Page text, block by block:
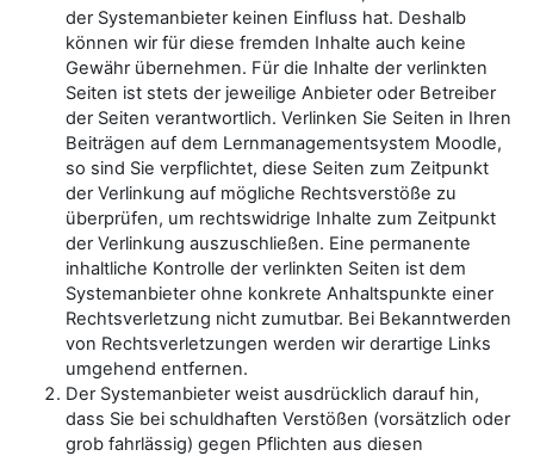
der Systemanbieter keinen Einfluss hat. Deshalb
können wir für diese fremden Inhalte auch keine
Gewähr übernehmen. Für die Inhalte der verlinkten
Seiten ist stets der jeweilige Anbieter oder Betreiber
der Seiten verantwortlich. Verlinken Sie Seiten in Ihren
Beiträgen auf dem Lernmanagementsystem Moodle,
so sind Sie verpflichtet, diese Seiten zum Zeitpunkt
der Verlinkung auf mögliche Rechtsverstöße zu
überprüfen, um rechtswidrige Inhalte zum Zeitpunkt
der Verlinkung auszuschließen. Eine permanente
inhaltliche Kontrolle der verlinkten Seiten ist dem
Systemanbieter ohne konkrete Anhaltspunkte einer
Rechtsverletzung nicht zumutbar. Bei Bekanntwerden
von Rechtsverletzungen werden wir derartige Links
umgehend entfernen.
Der Systemanbieter weist ausdrücklich darauf hin,
dass Sie bei schuldhaften Verstößen (vorsätzlich oder
grob fahrlässig) gegen Pflichten aus diesen